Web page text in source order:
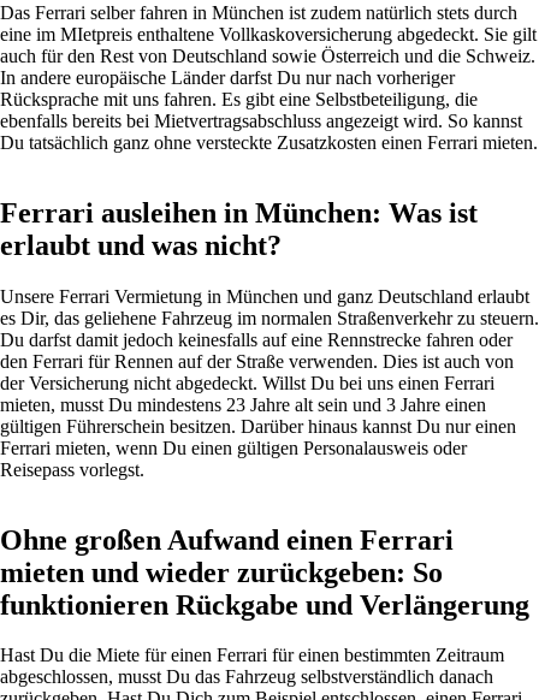
Das Ferrari selber fahren in München ist zudem natürlich stets durch
eine im MIetpreis enthaltene Vollkaskoversicherung abgedeckt. Sie gilt
auch für den Rest von Deutschland sowie Österreich und die Schweiz.
In andere europäische Länder darfst Du nur nach vorheriger
Rücksprache mit uns fahren. Es gibt eine Selbstbeteiligung, die
ebenfalls bereits bei Mietvertragsabschluss angezeigt wird. So kannst
Du tatsächlich ganz ohne versteckte Zusatzkosten einen Ferrari mieten.
Ferrari ausleihen in München: Was ist
erlaubt und was nicht?
Unsere Ferrari Vermietung in München und ganz Deutschland erlaubt
es Dir, das geliehene Fahrzeug im normalen Straßenverkehr zu steuern.
Du darfst damit jedoch keinesfalls auf eine Rennstrecke fahren oder
den Ferrari für Rennen auf der Straße verwenden. Dies ist auch von
der Versicherung nicht abgedeckt. Willst Du bei uns einen Ferrari
mieten, musst Du mindestens 23 Jahre alt sein und 3 Jahre einen
gültigen Führerschein besitzen. Darüber hinaus kannst Du nur einen
Ferrari mieten, wenn Du einen gültigen Personalausweis oder
Reisepass vorlegst.
Ohne großen Aufwand einen Ferrari
mieten und wieder zurückgeben: So
funktionieren Rückgabe und Verlängerung
Hast Du die Miete für einen Ferrari für einen bestimmten Zeitraum
abgeschlossen, musst Du das Fahrzeug selbstverständlich danach